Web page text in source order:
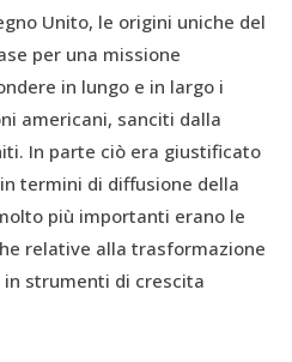
Unito, le origini uniche del
per una missione
in lungo e in largo i
americani, sanciti dalla
In parte ciò era giustificato
termini di diffusione della
più importanti erano le
relative alla trasformazione
strumenti di crescita